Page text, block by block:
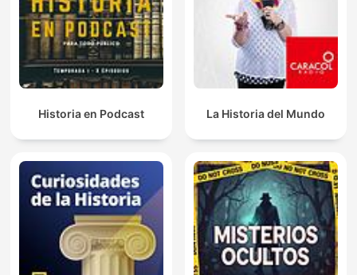
Historia en Podcast La Historia del Mundo